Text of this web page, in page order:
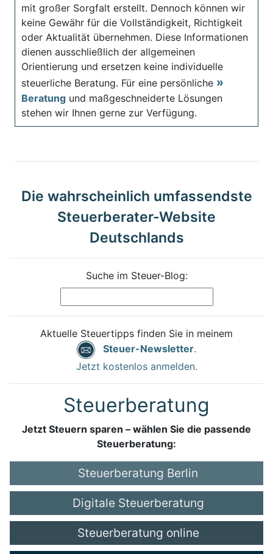
mit großer Sorgfalt erstellt. Dennoch können wir
keine Gewähr für die Vollständigkeit, Richtigkeit
oder Aktualität übernehmen. Diese Informationen
dienen ausschließlich der allgemeinen
Orientierung und ersetzen keine individuelle
steuerliche Beratung. Für eine persönliche
Beratung und maßgeschneiderte Lösungen
stehen wir Ihnen gerne zur Verfügung.
Die wahrscheinlich umfassendste
Steuerberater-Website
Deutschlands
Suche im Steuer-Blog:
Aktuelle Steuertipps finden Sie in meinem
Steuer-Newsletter.
Jetzt kostenlos anmelden.
Steuerberatung
Jetzt Steuern sparen – wählen Sie die passende
Steuerberatung:
Steuerberatung Berlin
Digitale Steuerberatung
Steuerberatung online